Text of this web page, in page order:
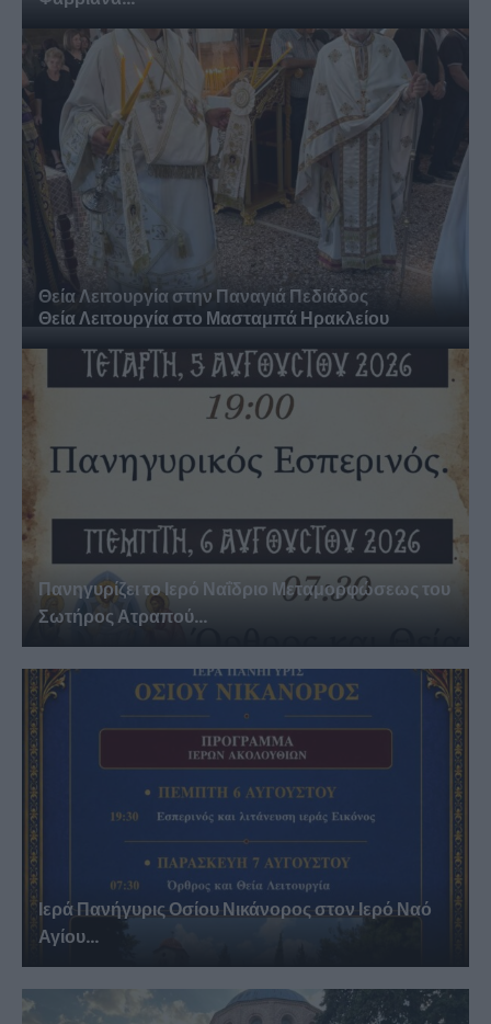
Θεία Λειτουργία στην Παναγιά Πεδιάδος
Θεία Λειτουργία στο Μασταμπά Ηρακλείου
Πανηγυρίζει το Ιερό Ναΐδριο Μεταμορφώσεως του
Σωτήρος Ατραπού...
Ιερά Πανήγυρις Οσίου Νικάνορος στον Ιερό Ναό
Αγίου...